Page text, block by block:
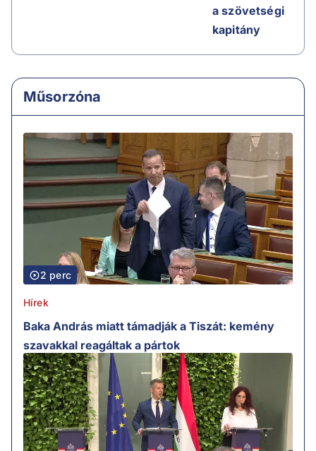
a szövetségi
kapitány
Műsorzóna
2 perc
Hírek
Baka András miatt támadják a Tiszát: kemény
szavakkal reagáltak a pártok